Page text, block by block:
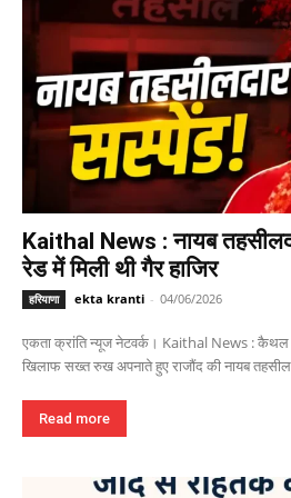
Kaithal News : नायब
रेड में मिली थी गैर हाजिर
हरियाणा ekta kranti - 04/06/2026
एकता क्रांति न्यूज नेटवर्क। Kaithal News : कैथल
खिलाफ सख्त रुख अपनाते हुए राजौंद की नायब
Read more